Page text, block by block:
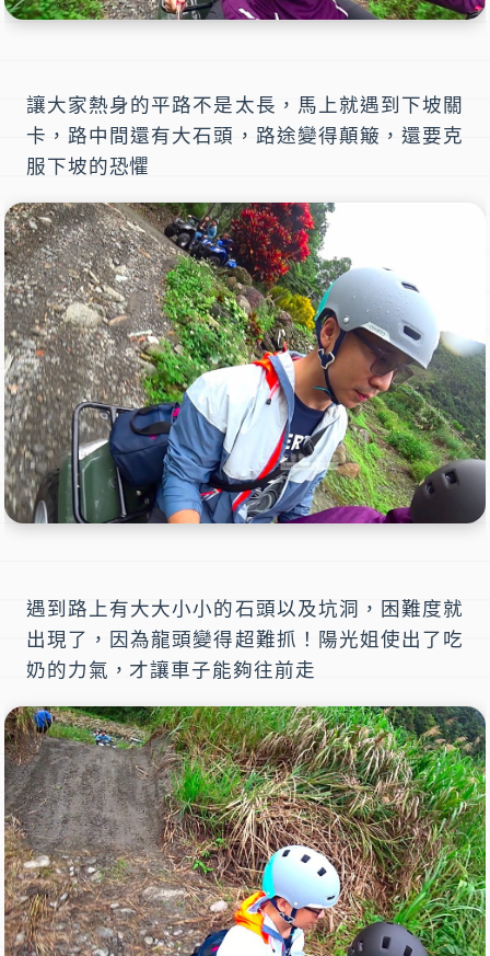
讓大家熱身的平路不是太長，馬上就遇到下坡關
卡，路中間還有大石頭，路途變得顛簸，還要克
服下坡的恐懼
遇到路上有大大小小的石頭以及坑洞，困難度就
出現了，因為龍頭變得超難抓！陽光姐使出了吃
奶的力氣，才讓車子能夠往前走